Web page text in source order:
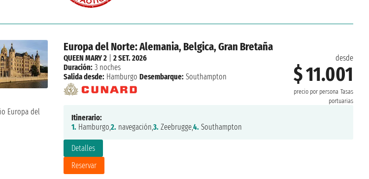
Europa del Norte: Alemania, Belgica, Gran Bretaña
desde
$ 11.001
precio por persona Tasas
portuarias
Detalles
Reservar
QUEEN MARY 2| 2 SET. 2026
Duración: 3 noches
Salida desde: Hamburgo Desembarque: Southampton
Itinerario:
1. Hamburgo, 2. navegación, 3. Zeebrugge,4. Southampton